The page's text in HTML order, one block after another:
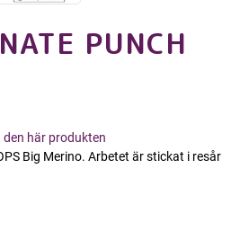
PUNCH
här produkten
Big Merino. Arbetet är stickat i resår